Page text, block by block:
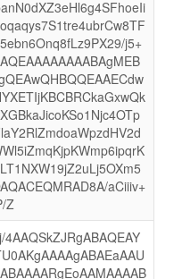
j5+
aCiiiv+
Z